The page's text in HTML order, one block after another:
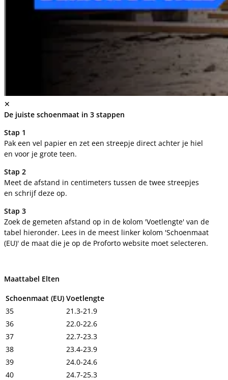
✕
De juiste schoenmaat in 3 stappen
Stap 1
Pak een vel papier en zet een streepje direct achter je hiel
en voor je grote teen.
Stap 2
Meet de afstand in centimeters tussen de twee streepjes
en schrijf deze op.
Stap 3
Zoek de gemeten afstand op in de kolom 'Voetlengte' van de
tabel hieronder. Lees in de meest linker kolom 'Schoenmaat
(EU)' de maat die je op de Proforto website moet selecteren.
Maattabel Elten
Schoenmaat (EU) Voetlengte
35
21.3-21.9
36
22.0-22.6
37
22.7-23.3
38
23.4-23.9
39
24.0-24.6
40
24.7-25.3